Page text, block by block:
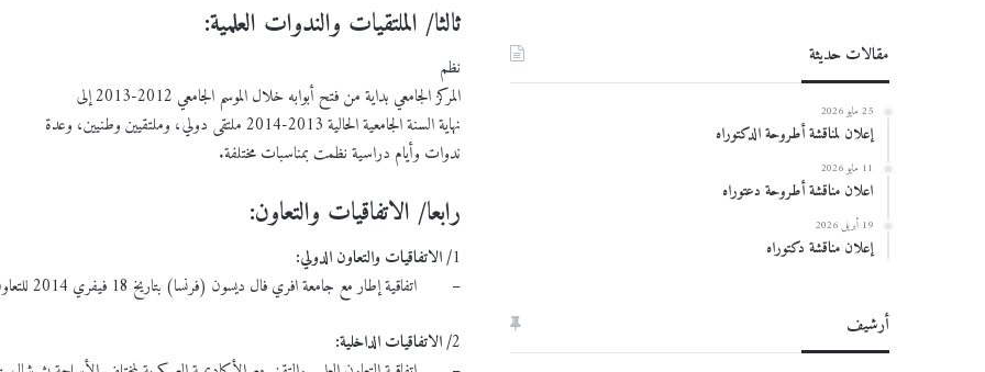
ثالثا/ الملتقيات والندوات العلمية:
نظم
المركز الجامعي بداية من فتح أبوابه خلال الموسم الجامعي 2012-2013 إلى
نهاية السنة الجامعية الحالية 2013-2014 ملتقى دولي، وملتقيين وطنيين، وعدة
ندوات وأيام دراسية نظمت بمناسبات مختلفة.
رابعا/ الاتفاقيات والتعاون:
1/ الاتفاقيات والتعاون الدولي:
– اتفاقية إطار مع جامعة افري فال ديسون (فرنسا) بتاريخ 18 فيفري 2014 للتعاون والتبادل العلمي خلال مدة خمس سنوات.
2/ الاتفاقيات الداخلية:
مقالات حديثة
25 مايو 2026
إعلان لمناقشة أطروحة الدكتوراه
11 مايو 2026
اعلان مناقشة أطروحة دعتوراه
19 أبريل 2026
إعلان مناقشة دكتوراه
أرشيف